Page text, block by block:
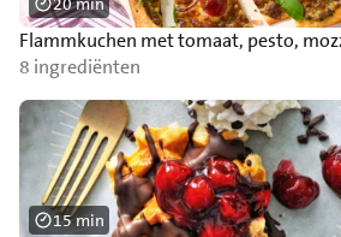
Flammkuchen met tomaat, pesto,
8 ingrediënten
15 min